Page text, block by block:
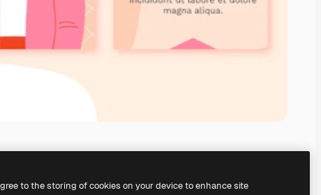
to the storing of cookies on your device to enhance site